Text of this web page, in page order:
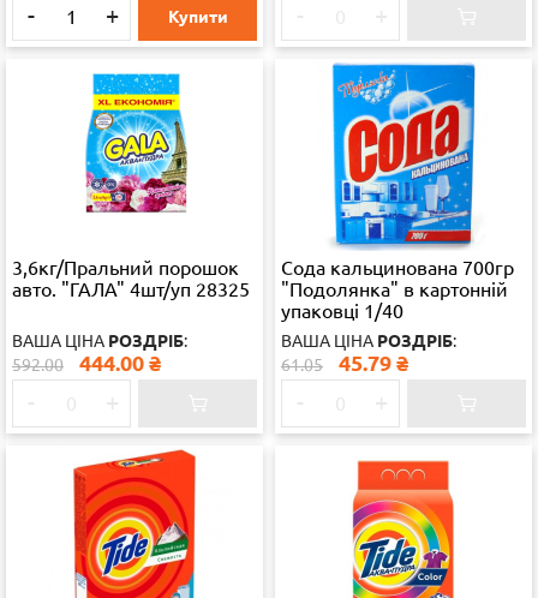
- + Купити
3,6кг/Пральний порошок
авто. "ГАЛА" 4шт/уп 28325
ВАША ЦІНА РОЗДРІБ:
592.00
444.00 ₴
Сода кальцинована 700гр
"Подолянка" в картонній
упаковці 1/40
ВАША ЦІНА РОЗДРІБ:
61.05
45.79 ₴